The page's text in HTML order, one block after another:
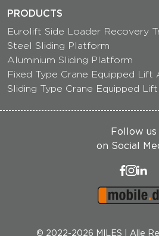
PRODUCTS
Eurolift Side Loader Recovery
Steel Sliding Platform
Aluminium Sliding Platform
Fixed Type Crane Equipped Lift
Sliding Type Crane Equipped
Follow us
on Social
© 2022-2026 MILES | Alle